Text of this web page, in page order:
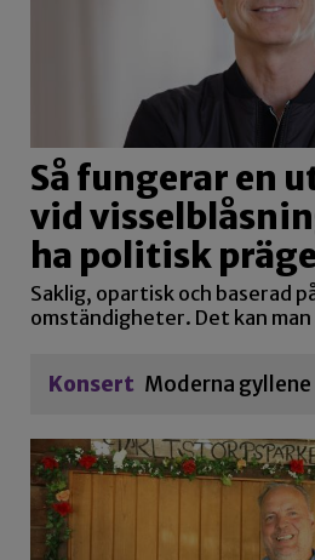
Så fungerar en
vid
ha politisk
Saklig, opartisk och baserad
omständigheter. Det kan
Konsert Moderna